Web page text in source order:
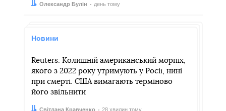
Автор:
Олександр Булін
Дата: день тому
Новини
Reuters: Колишній американський морпіх,
якого з 2022 року утримують у Росії, нині
при смерті. США вимагають терміново
його звільнити
Автор:
Світлана Кравченко
Дата: 28 хвилин тому